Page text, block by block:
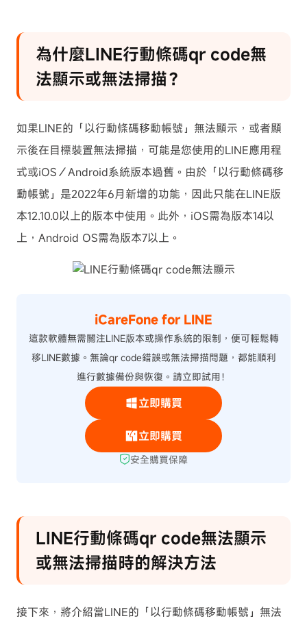
總結
為什麼LINE行動條碼qr code無
法顯示或無法掃描？
如果LINE的「以行動條碼移動帳號」無法顯示，或者顯
示後在目標裝置無法掃描，可能是您使用的LINE應用程
式或iOS／Android系統版本過舊。由於「以行動條碼移
動帳號」是2022年6月新增的功能，因此只能在LINE版
本12.10.0以上的版本中使用。此外，iOS需為版本14以
上，Android OS需為版本7以上。
iCareFone for LINE
這款軟體無需關注LINE版本或操作系統的限制，便可輕鬆轉
移LINE數據。無論qr code錯誤或無法掃描問題，都能順利
進行數據備份與恢復。請立即試用！
立即購買
立即購買
安全購買保障
LINE行動條碼qr code無法顯示
或無法掃描時的解決方法
接下來，將介紹當LINE的「以行動條碼移動帳號」無法